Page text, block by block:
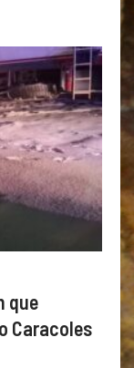
que
Caracoles